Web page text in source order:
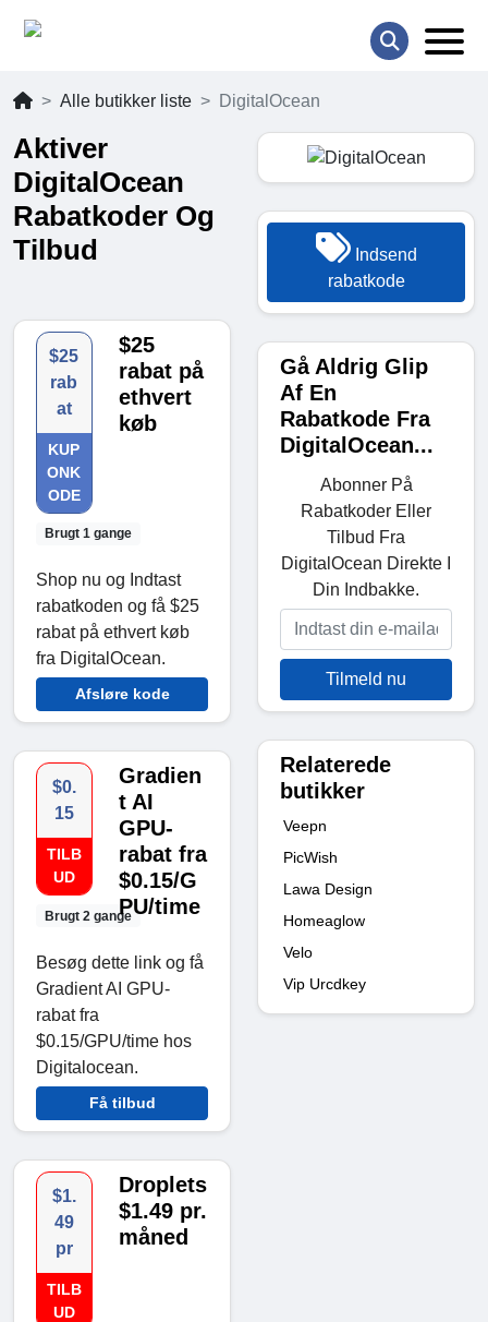
Alle butikker liste DigitalOcean
Aktiver
DigitalOcean
Rabatkoder Og
Tilbud
$25
rab
at
KUP
ONK
ODE
Brugt 1 gange
$25
rabat på
ethvert
køb
Shop nu og Indtast
rabatkoden og få $25
rabat på ethvert køb
fra DigitalOcean.
Afsløre kode
$0.
15
TILB
UD
Brugt 2 gange
Gradien
t AI
GPU-
rabat fra
$0.15/G
PU/time
Besøg dette link og få
Gradient AI GPU-
rabat fra
$0.15/GPU/time hos
Digitalocean.
Få tilbud
$1.
49
pr
TILB
UD
Droplets
$1.49 pr.
måned
Indsend
rabatkode
Gå Aldrig Glip
Af En
Rabatkode Fra
DigitalOcean...
Abonner På
Rabatkoder Eller
Tilbud Fra
DigitalOcean Direkte I
Din Indbakke.
Tilmeld nu
Relaterede
butikker
Veepn
PicWish
Lawa Design
Homeaglow
Velo
Vip Urcdkey